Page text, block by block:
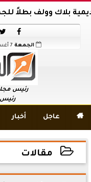
بطلاً للجمهورية تحت


الجمعة
رئيس
رئيس
 عاجل أخبار
مقالات
2026-05-19 16:50:21